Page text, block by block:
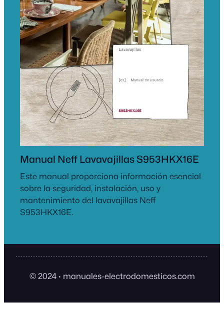
Manual Neff Lavavajillas S953HKX16E
Este manual proporciona información esencial
sobre la seguridad, instalación, uso y
mantenimiento del lavavajillas Neff
S953HKX16E.
© 2024 · manuales-electrodomesticos.com